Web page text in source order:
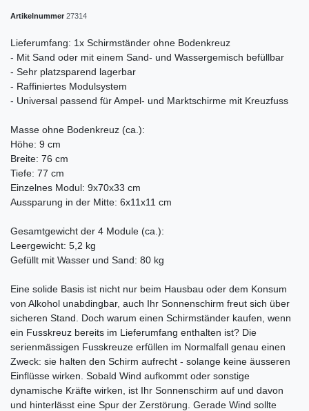
Artikelnummer 27314
Lieferumfang: 1x Schirmständer ohne Bodenkreuz
- Mit Sand oder mit einem Sand- und Wassergemisch befüllbar
- Sehr platzsparend lagerbar
- Raffiniertes Modulsystem
- Universal passend für Ampel- und Marktschirme mit Kreuzfuss
Masse ohne Bodenkreuz (ca.):
Höhe: 9 cm
Breite: 76 cm
Tiefe: 77 cm
Einzelnes Modul: 9x70x33 cm
Aussparung in der Mitte: 6x11x11 cm
Gesamtgewicht der 4 Module (ca.):
Leergewicht: 5,2 kg
Gefüllt mit Wasser und Sand: 80 kg
Eine solide Basis ist nicht nur beim Hausbau oder dem Konsum
von Alkohol unabdingbar, auch Ihr Sonnenschirm freut sich über
sicheren Stand. Doch warum einen Schirmständer kaufen, wenn
ein Fusskreuz bereits im Lieferumfang enthalten ist? Die
serienmässigen Fusskreuze erfüllen im Normalfall genau einen
Zweck: sie halten den Schirm aufrecht - solange keine äusseren
Einflüsse wirken. Sobald Wind aufkommt oder sonstige
dynamische Kräfte wirken, ist Ihr Sonnenschirm auf und davon
und hinterlässt eine Spur der Zerstörung. Gerade Wind sollte